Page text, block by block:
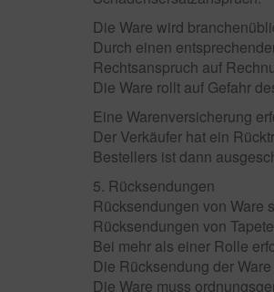
Die Ware wird
Durch einen
Rechtsanspruch auf
Die Ware rollt auf Gefahr
Eine Warenversicherung
Der Verkäufer hat ein
Bestellers ist dann
5. Rücksendungen
Rücksendungen von Ware
Rücksendungen von
Bei mehr als einer Rolle
Die Rücksendung der
Die Ware muss